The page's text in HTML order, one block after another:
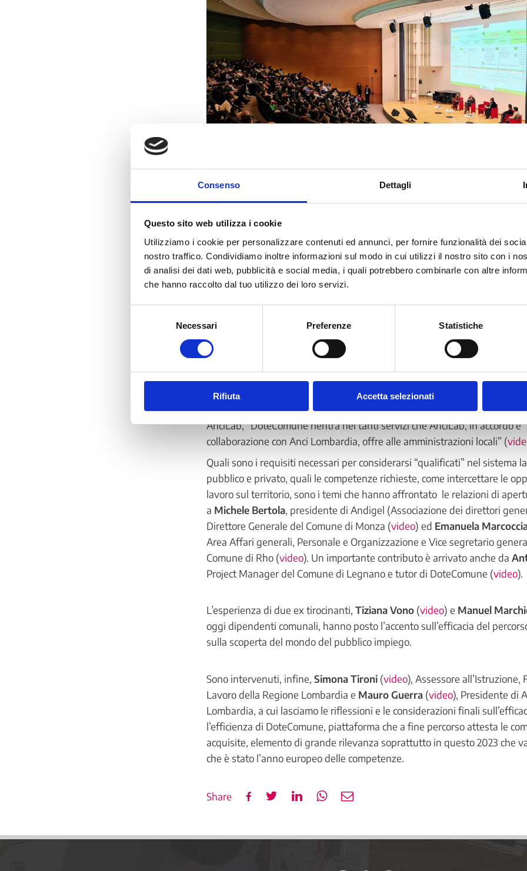
Consenso Dettagli
Questo sito web utilizza i cookie
Utilizziamo i cookie per personalizzare contenuti ed annunci, per fornire funzionalità dei
nostro traffico. Condividiamo inoltre informazioni sul modo in cui utilizzi il nostro sito con i
di analisi dei dati web, pubblicità e social media, i quali potrebbero combinarle con altre
che hanno raccolto dal tuo utilizzo dei loro servizi.
Necessari Preferenze Statistiche
Rifiuta Accetta selezionati
DoteComune
futuro della Pubblica Amministrazione locale”, “una piattaforma estesa di
apprendimento e formazione continua” come l’ha definitaOnelia Rivolta
AnciLab (video), la società in house di Anci Lombardia che gestisce
piattaforma.
Attraverso il percorso di DoteComune sono molte le persone, i cittadini,
potuto ricollocarsi nel mondo del lavoro, chi nel settore pubblico,
partecipazione a concorsi, chi nel mondo privato.
L’incontro è stato soprattutto un momento di riflessione sulle
DoteComune. “I nodi della piattaforma, di questa rete sono i Comuni”
Onelia Rivolta e, come sottolineato daAlessio Zanzottera,
AnciLab, “DoteComune rientra nei tanti servizi che AnciLab, in accordo e
collaborazione con Anci Lombardia, offre alle amministrazioni locali” (
Quali sono i requisiti necessari per considerarsi “qualificati” nel sistema
pubblico e privato, quali le competenze richieste, come intercettare le
lavoro sul territorio, sono i temi che hanno affrontato le relazioni di
a Michele Bertola, presidente di Andigel (Associazione dei direttori
Direttore Generale del Comune di Monza (video) ed Emanuela
Area Affari generali, Personale e Organizzazione e Vice segretario
Comune di Rho (video). Un importante contributo è arrivato anche da
Project Manager del Comune di Legnano e tutor di DoteComune (video).
L’esperienza di due ex tirocinanti, Tiziana Vono (video) e Manuel
oggi dipendenti comunali, hanno posto l’accento sull’efficacia del
sulla scoperta del mondo del pubblico impiego.
Sono intervenuti, infine, Simona Tironi (video), Assessore all’Istruzione,
Lavoro della Regione Lombardia e Mauro Guerra (video), Presidente di
Lombardia, a cui lasciamo le riflessioni e le considerazioni finali
l’efficienza di DoteComune, piattaforma che a fine percorso attesta le
acquisite, elemento di grande rilevanza soprattutto in questo 2023 che
che è stato l’anno europeo delle competenze.
Share